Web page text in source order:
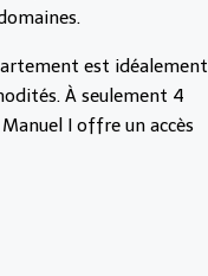
est idéalement
À seulement 4
I offre un accès